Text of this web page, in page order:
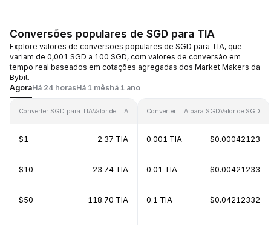
Conversões populares de SGD para TIA
Explore valores de conversões populares de SGD para TIA, que
variam de 0,001 SGD a 100 SGD, com valores de conversão em
tempo real baseados em cotações agregadas dos Market Makers da
Bybit.
AgoraHá 24 horasHá 1 mêshá 1 ano
Converter SGD para TIAValor de TIA
$1 2.37 TIA
$10 23.74 TIA
$50 118.70 TIA
Converter TIA para SGDValor de SGD
0.001 TIA $0.00042123
0.01 TIA $0.00421233
0.1 TIA $0.04212332